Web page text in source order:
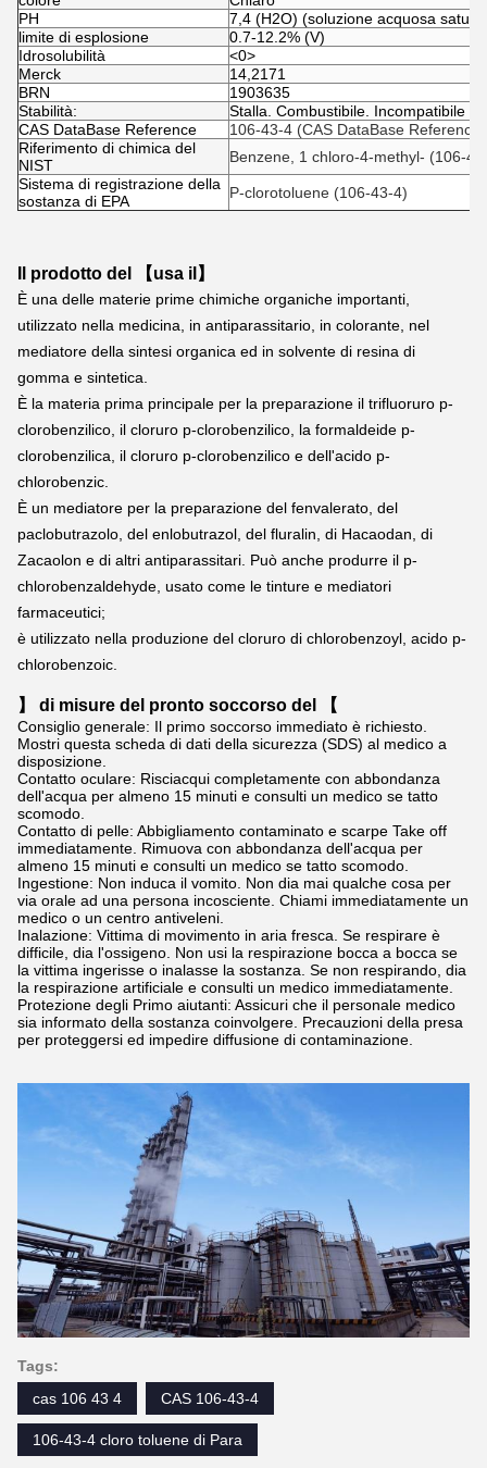
PH
7,4 (H2O) (soluzione acquosa
limite di esplosione
0.7-12.2% (V)
Idrosolubilità
<0>
Merck
14,2171
BRN
1903635
Stabilità:
Stalla. Combustibile. Incompatibile
CAS DataBase Reference
106-43-4 (CAS DataBase Reference)
Riferimento di chimica del
NIST
Benzene, 1 chloro-4-methyl- (106-
Sistema di registrazione della
sostanza di EPA
P-clorotoluene (106-43-4)
Il prodotto del 【usa il】
È una delle materie prime chimiche organiche importanti,
utilizzato nella medicina, in antiparassitario, in colorante, nel
mediatore della sintesi organica ed in solvente di resina di
gomma e sintetica.
È la materia prima principale per la preparazione il trifluoruro p-
clorobenzilico, il cloruro p-clorobenzilico, la formaldeide p-
clorobenzilica, il cloruro p-clorobenzilico e dell'acido p-
chlorobenzic.
È un mediatore per la preparazione del fenvalerato, del
paclobutrazolo, del enlobutrazol, del fluralin, di Hacaodan, di
Zacaolon e di altri antiparassitari. Può anche produrre il p-
chlorobenzaldehyde, usato come le tinture e mediatori
farmaceutici;
è utilizzato nella produzione del cloruro di chlorobenzoyl, acido p-
chlorobenzoic.
】 di misure del pronto soccorso del 【
Consiglio generale: Il primo soccorso immediato è richiesto.
Mostri questa scheda di dati della sicurezza (SDS) al medico a
disposizione.
Contatto oculare: Risciacqui completamente con abbondanza
dell'acqua per almeno 15 minuti e consulti un medico se tatto
scomodo.
Contatto di pelle: Abbigliamento contaminato e scarpe Take off
immediatamente. Rimuova con abbondanza dell'acqua per
almeno 15 minuti e consulti un medico se tatto scomodo.
Ingestione: Non induca il vomito. Non dia mai qualche cosa per
via orale ad una persona incosciente. Chiami immediatamente un
medico o un centro antiveleni.
Inalazione: Vittima di movimento in aria fresca. Se respirare è
difficile, dia l'ossigeno. Non usi la respirazione bocca a bocca se
la vittima ingerisse o inalasse la sostanza. Se non respirando, dia
la respirazione artificiale e consulti un medico immediatamente.
Protezione degli Primo aiutanti: Assicuri che il personale medico
sia informato della sostanza coinvolgere. Precauzioni della presa
per proteggersi ed impedire diffusione di contaminazione.
Tags:
cas 106 43 4
CAS 106-43-4
106-43-4 cloro toluene di Para